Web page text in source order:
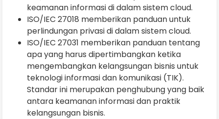
keamanan informasi di dalam sistem cloud.
ISO/IEC 27018 memberikan panduan untuk
perlindungan privasi di dalam sistem cloud.
ISO/IEC 27031 memberikan panduan tentang
apa yang harus dipertimbangkan ketika
mengembangkan kelangsungan bisnis untuk
teknologi informasi dan komunikasi (TIK).
Standar ini merupakan penghubung yang baik
antara keamanan informasi dan praktik
kelangsungan bisnis.